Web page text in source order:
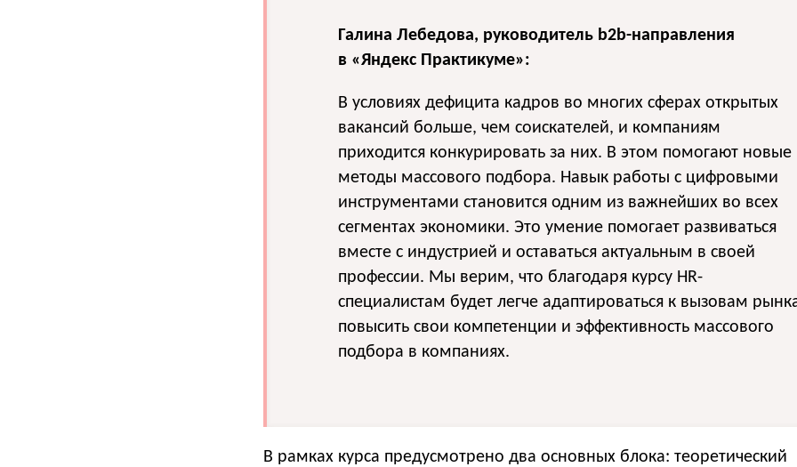
Галина Лебедова, руководитель b2b-направления
в «Яндекс Практикуме»:
В условиях дефицита кадров во многих сферах открытых
вакансий больше, чем соискателей, и компаниям
приходится конкурировать за них. В этом помогают новые
методы массового подбора. Навык работы с цифровыми
инструментами становится одним из важнейших во всех
сегментах экономики. Это умение помогает развиваться
вместе с индустрией и оставаться актуальным в своей
профессии. Мы верим, что благодаря курсу HR-
специалистам будет легче адаптироваться к вызовам
повысить свои компетенции и эффективность массового
подбора в компаниях.
В рамках курса предусмотрено два основных блока: теоретический